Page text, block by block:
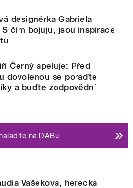
designérka Gabriela
S čím bojuju, jsou inspirace
Černý apeluje: Před
dovolenou se poraďte
a buďte zodpovědní
na DABu
Vašeková, herecká